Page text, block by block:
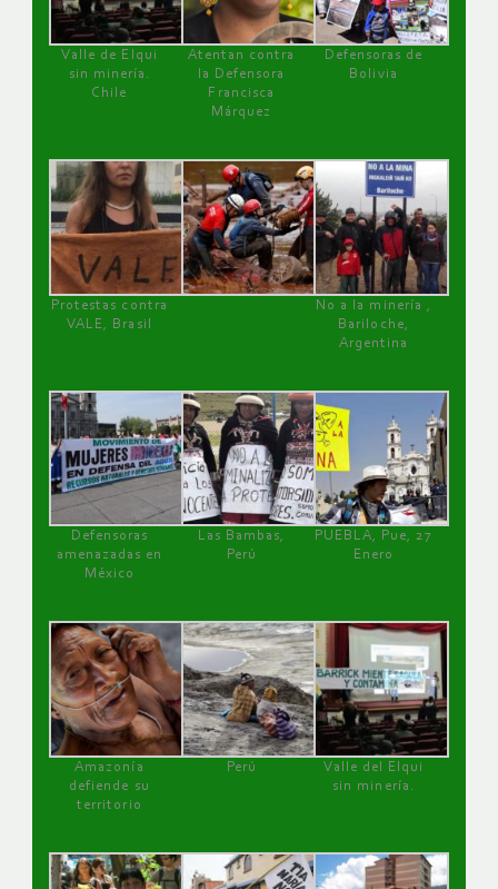
Valle de Elqui
sin minería.
Chile
Atentan contra
la Defensora
Francisca
Márquez
Defensoras de
Bolivia
Protestas contra
VALE, Brasil
No a la minería ,
Bariloche,
Argentina
Defensoras
amenazadas en
México
Las Bambas,
Perú
PUEBLA, Pue, 27
Enero
Amazonía
defiende su
territorio
Perú
Valle del Elqui
sin minería.